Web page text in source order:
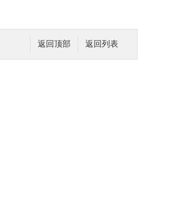
返回列表
返回顶部